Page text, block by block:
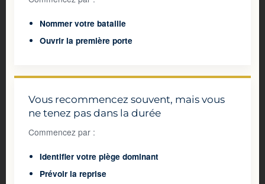
Nommer votre bataille
Ouvrir la première porte
Vous recommencez souvent, mais vous
ne tenez pas dans la durée
Commencez par :
Identifier votre piège dominant
Prévoir la reprise